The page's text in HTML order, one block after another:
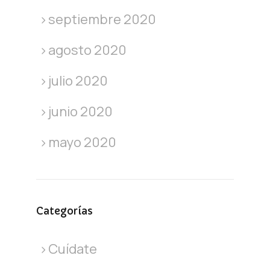
septiembre 2020
agosto 2020
julio 2020
junio 2020
mayo 2020
Categorías
Cuídate